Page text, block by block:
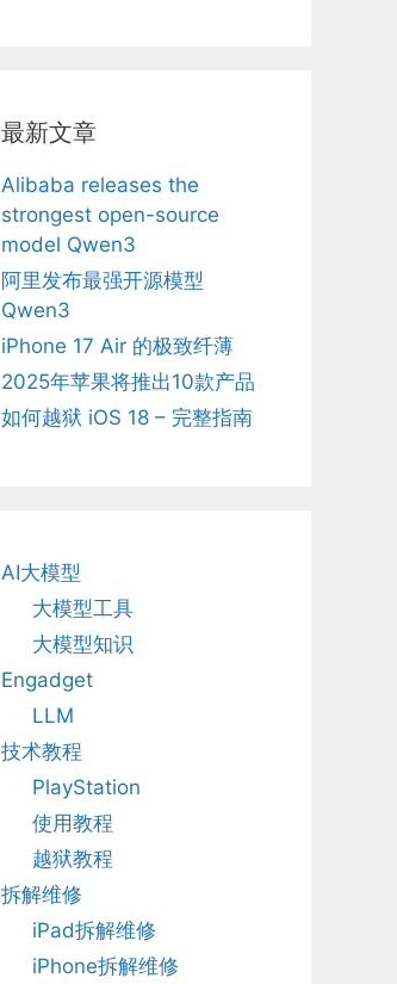
最新文章
Alibaba releases the
strongest open-source
model Qwen3
阿里发布最强开源模型
Qwen3
iPhone 17 Air 的极致纤薄
2025年苹果将推出10款产品
如何越狱 iOS 18 – 完整指南
AI大模型
大模型工具
大模型知识
Engadget
LLM
技术教程
PlayStation
使用教程
越狱教程
拆解维修
iPad拆解维修
iPhone拆解维修